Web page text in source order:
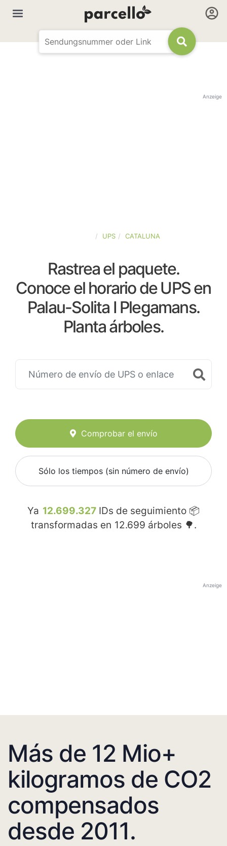
Anzeige
UPS CATALUNA
Rastrea el paquete.
Conoce el horario de UPS en
Palau-Solita I Plegamans.
Planta árboles.
Comprobar el envío
Sólo los tiempos (sin número de envío)
Ya 12.699.327 IDs de seguimiento 📦
transformadas en 12.699 árboles 🌳.
Anzeige
Más de 12 Mio+
kilogramos de CO2
compensados
desde 2011.